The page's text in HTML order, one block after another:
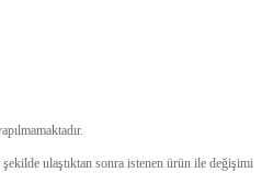
ulaştıktan sonra istenen ürün ile değişimi